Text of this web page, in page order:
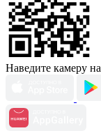
Наведите камеру